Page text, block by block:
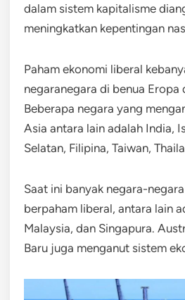
dalam sistem kapitalisme
meningkatkan kepentingan
Paham ekonomi liberal
negaranegara di benua Eropa
Beberapa negara yang
Asia antara lain adalah India,
Selatan, Filipina, Taiwan,
Saat ini banyak negara-
berpaham liberal, antara lain
Malaysia, dan Singapura.
Baru juga menganut sistem